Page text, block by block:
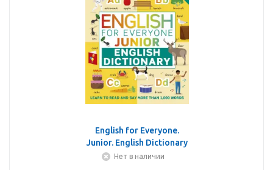
English for Everyone.
Junior. English Dictionary
Нет в наличии